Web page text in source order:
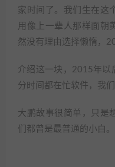
家时间了。我们生在这
用像上一辈人那样面朝
然没有理由选择懒惰，
介绍这一块，2015年以
分时间都在忙软件，我
大鹏故事很简单，只是
们都曾是最普通的小白。